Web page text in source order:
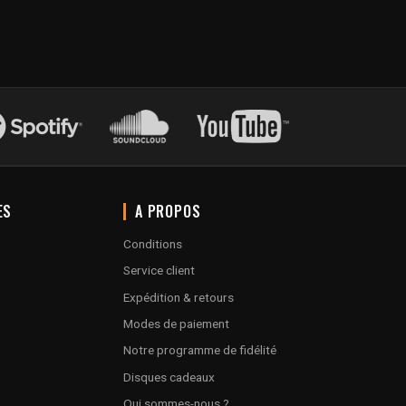
A PROPOS
Conditions
Service client
Expédition & retours
Modes de paiement
Notre programme de fidélité
Disques cadeaux